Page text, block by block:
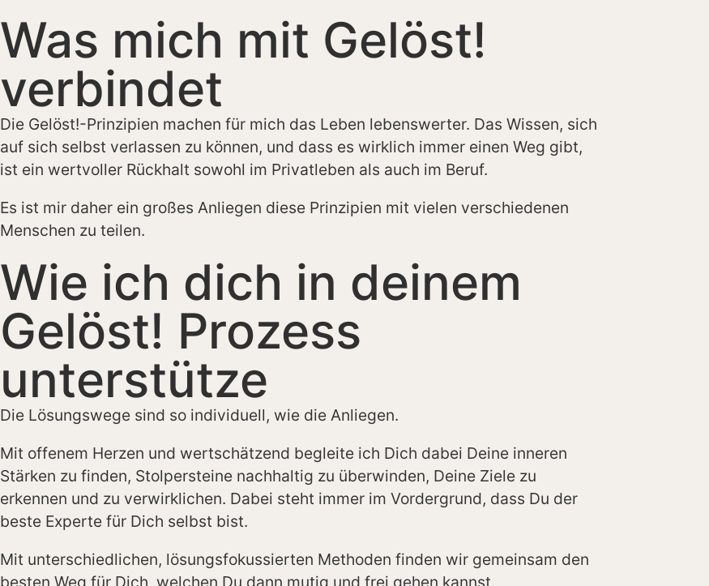
Was mich mit Gelöst!
verbindet
Die Gelöst!-Prinzipien machen für mich das Leben lebenswerter. Das Wissen, sich
auf sich selbst verlassen zu können, und dass es wirklich immer einen Weg gibt,
ist ein wertvoller Rückhalt sowohl im Privatleben als auch im Beruf.
Es ist mir daher ein großes Anliegen diese Prinzipien mit vielen verschiedenen
Menschen zu teilen.
Wie ich dich in deinem
Gelöst! Prozess
unterstütze
Die Lösungswege sind so individuell, wie die Anliegen.
Mit offenem Herzen und wertschätzend begleite ich Dich dabei Deine inneren
Stärken zu finden, Stolpersteine nachhaltig zu überwinden, Deine Ziele zu
erkennen und zu verwirklichen. Dabei steht immer im Vordergrund, dass Du der
beste Experte für Dich selbst bist.
Mit unterschiedlichen, lösungsfokussierten Methoden finden wir gemeinsam den
besten Weg für Dich, welchen Du dann mutig und frei gehen kannst.